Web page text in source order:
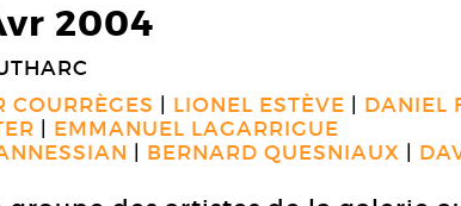
2004
COURRÈGES LIONEL ESTÈVE
DANIEL
EMMANUEL LAGARRIGUE
BERNARD QUESNIAUX